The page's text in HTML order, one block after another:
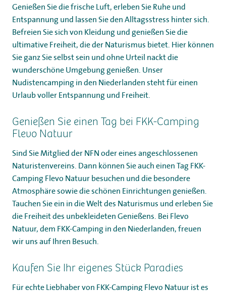
Genießen Sie die frische Luft, erleben Sie Ruhe und
Entspannung und lassen Sie den Alltagsstress hinter sich.
Befreien Sie sich von Kleidung und genießen Sie die
ultimative Freiheit, die der Naturismus bietet. Hier können
Sie ganz Sie selbst sein und ohne Urteil nackt die
wunderschöne Umgebung genießen. Unser
Nudistencamping in den Niederlanden steht für einen
Urlaub voller Entspannung und Freiheit.
Genießen Sie einen Tag bei FKK-Camping
Flevo Natuur
Sind Sie Mitglied der NFN oder eines angeschlossenen
Naturistenvereins. Dann können Sie auch einen Tag FKK-
Camping Flevo Natuur besuchen und die besondere
Atmosphäre sowie die schönen Einrichtungen genießen.
Tauchen Sie ein in die Welt des Naturismus und erleben Sie
die Freiheit des unbekleideten Genießens. Bei Flevo
Natuur, dem FKK-Camping in den Niederlanden, freuen
wir uns auf Ihren Besuch.
Kaufen Sie Ihr eigenes Stück Paradies
Für echte Liebhaber von FKK-Camping Flevo Natuur ist es